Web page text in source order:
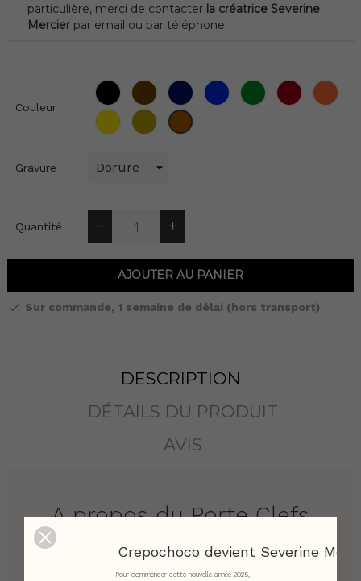
particulière, merci de contacter la créatrice Severine
Mercier par email ou par téléphone.
Couleur
Noir
Marron
Ciré
Bleu
Marine
Bleu
Roi
Vert Rouge
Jaune
Métalisé
Or
Métalisé
Cuivre
Gravure
Quantité
AJOUTER AU PANIER
Sur commande, 1 semaine de délai (hors transport)
DESCRIPTION
DÉTAILS DU PRODUIT
AVIS
A propos du Porte Clefs
en cuir "POISSON"
Porte Clefs en cuirest un indispensable au
Crepochoco devient Severine
Pour commencer cette nouvelle année 2025,